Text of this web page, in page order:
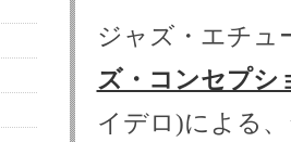
ジャズ・エチュ
ズ・コンセプシ
イデロ)による